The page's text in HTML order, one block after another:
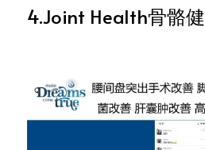
4.Joint Health骨骼健